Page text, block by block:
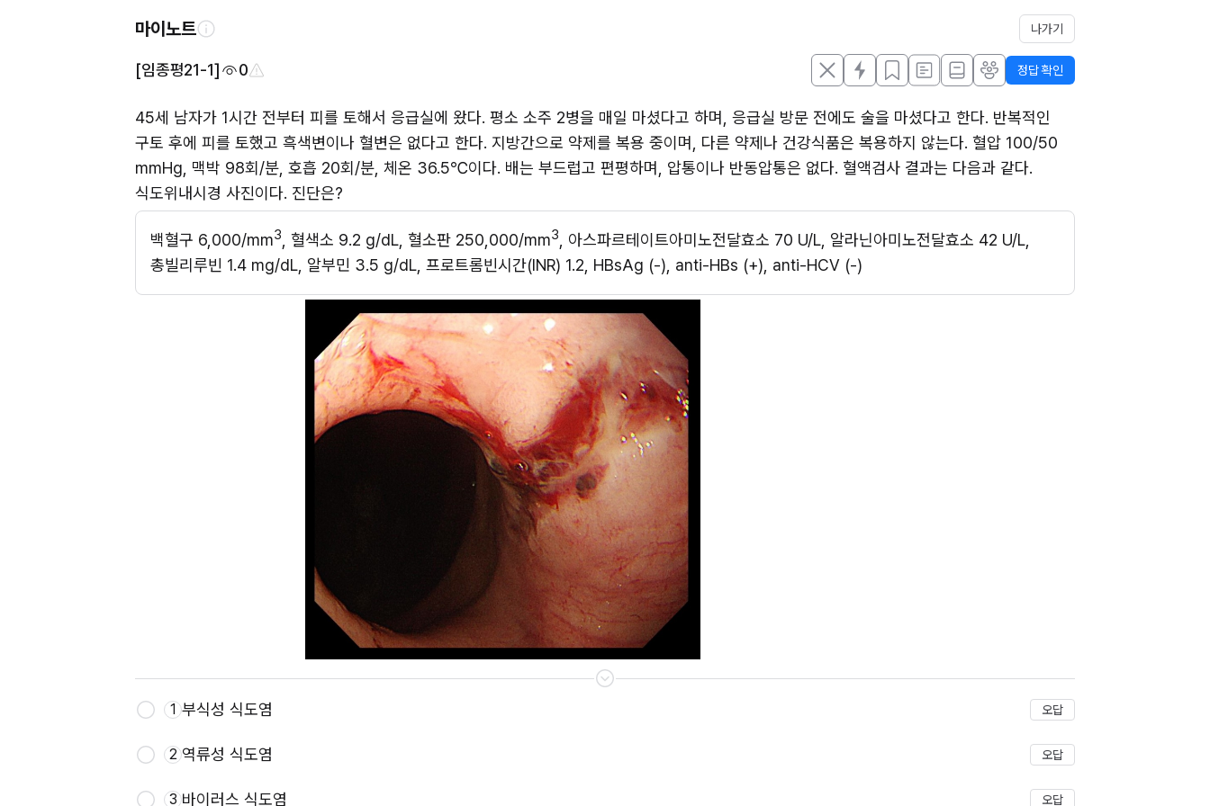
마이노트 나가기
[임종평21-1] 0 정답 확인
45세 남자가 1시간 전부터 피를 토해서 응급실에 왔다. 평소 소주 2병을 매일 마셨다고 하며, 응급실 방문 전에도 술을 마셨다고 한다. 반복적인
구토 후에 피를 토했고 흑색변이나 혈변은 없다고 한다. 지방간으로 약제를 복용 중이며, 다른 약제나 건강식품은 복용하지 않는다. 혈압 100/50
mmHg, 맥박 98회/분, 호흡 20회/분, 체온 36.5℃이다. 배는 부드럽고 편평하며, 압통이나 반동압통은 없다. 혈액검사 결과는 다음과 같다.
식도위내시경 사진이다. 진단은?
백혈구 6,000/mm3 , 혈색소 9.2 g/dL, 혈소판 250,000/mm3
, 아스파르테이트아미노전달효소 70 U/L, 알라닌아미노전달효소 42 U/L,
총빌리루빈 1.4 mg/dL, 알부민 3.5 g/dL, 프로트롬빈시간(INR) 1.2, HBsAg (-), anti-HBs (+), anti-HCV (-)
1 부식성 식도염 오답
2 역류성 식도염 오답
3 바이러스 식도염 오답